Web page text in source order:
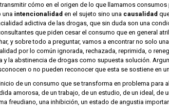
cómo en el origen de lo que llamamos
una intencionalidad en el sujeto sino una causalidad
adictiva de las drogas, que sin duda son una
que piden cesar el consumo que en general
y sobre todo a preguntar, vamos a encontrar no solo
por lo común ignorada, rechazada, reprimida, o
la abstinencia de drogas como supuesta solución.
o no pueden reconocer que esta se sostiene en
de un consumo que se transforma en problema para
amorosa, de un trabajo, de un estudio, de un ideal, de
freudiano, una inhibición, un estado de angustia